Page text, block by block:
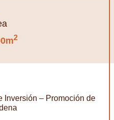
2
Inversión – Promoción de